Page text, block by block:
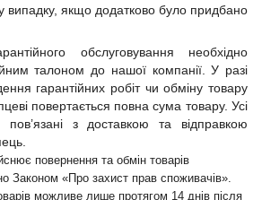
випадку, якщо додатково було придбано
обслуговування необхідно
талоном до нашої компанії. У разі
гарантійних робіт чи обміну товару
повертається повна сума товару. Усі
пов’язані з доставкою та відправкою
повернення та обмін товарів
Законом «Про захист прав споживачів».
можливе лише протягом 14 днів після